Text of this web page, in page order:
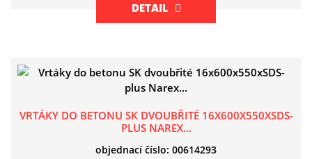
DETAIL
VRTÁKY DO BETONU SK DVOUBŘITÉ 16X600X550XSDS-
PLUS NAREX...
objednací číslo: 00614293